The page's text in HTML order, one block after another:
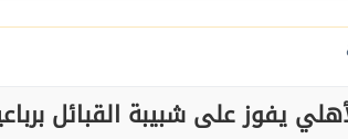
يفوز على شبيبة القبائل